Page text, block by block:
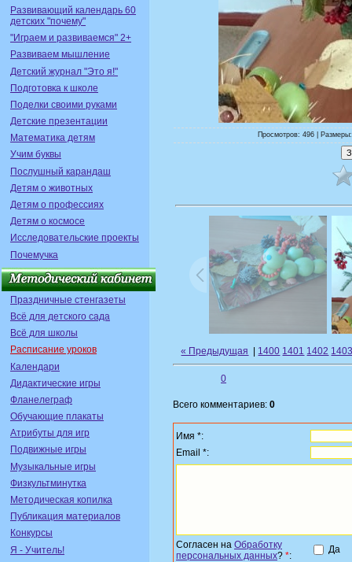
Развивающий календарь 60
детских "почему"
"Играем и развиваемся" 2+
Развиваем мышление
Детский журнал "Это я!"
Подготовка к школе
Поделки своими руками
Детские презентации
Математика детям
Учим буквы
Послушный карандаш
Детям о животных
Детям о профессиях
Детям о космосе
Исследовательские проекты
Почемучка
Праздничные стенгазеты
Всё для детского сада
Всё для школы
Расписание уроков
Календари
Дидактические игры
Фланелеграф
Обучающие плакаты
Атрибуты для игр
Подвижные игры
Музыкальные игры
Физкультминутка
Методическая копилка
Публикация материалов
Конкурсы
Я - Учитель!
Просмотров: 496 |
« Предыдущая 1400 1401 1402
0
Всего комментариев: 0
Имя *:
Email *:
Согласен на Обработку
персональных данных? *:
Да